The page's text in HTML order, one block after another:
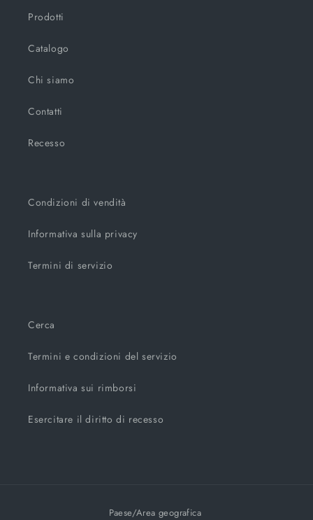
Prodotti
Catalogo
Chi siamo
Contatti
Recesso
Condizioni di vendità
Informativa sulla privacy
Termini di servizio
Cerca
Termini e condizioni del servizio
Informativa sui rimborsi
Esercitare il diritto di recesso
Paese/Area geografica